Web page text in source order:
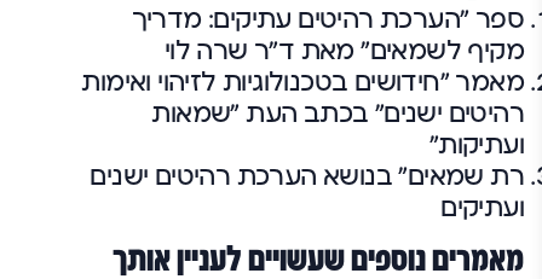
ספר "הערכת רהיטים עתיקים: מדריך
מקיף לשמאים" מאת ד"ר שרה לוי
מאמר "חידושים בטכנולוגיות לזיהוי ואימות
רהיטים ישנים" בכתב העת "שמאות
ועתיקות"
רת שמאים" בנושא הערכת רהיטים ישנים
ועתיקים
מאמרים נוספים שעשויים לעניין אותך